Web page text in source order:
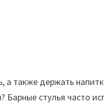
а также держать
Барные стулья часто